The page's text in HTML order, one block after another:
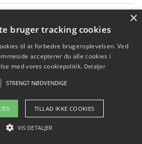
2026 - Pilanto Aps
×
bruger tracking cookies
til at forbedre brugeroplevelsen. Ved
accepterer du alle cookies i
med vores cookiepolitik. Detaljer
STRENGT NØDVENDIGE
TILLAD IKKE COOKIES
VIS DETALJER